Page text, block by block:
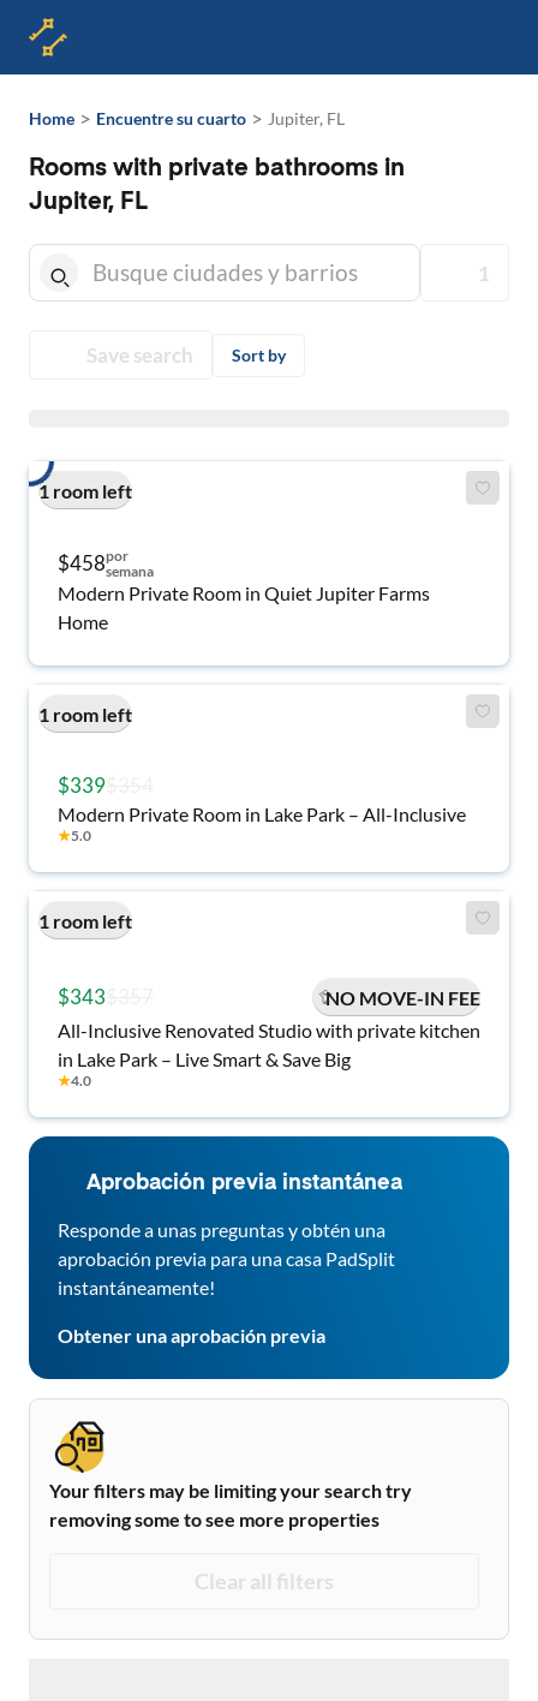
Home > Encuentre su cuarto > Jupiter, FL
Rooms with private bathrooms in
Jupiter, FL
1
Save search Sort by
1 room left
$458por
semana
Modern Private Room in Quiet Jupiter Farms
Home
1 room left
$339
Modern Private Room in Lake Park – All-Inclusive
★5.0
1 room left
$343
NO MOVE-IN FEE
All-Inclusive Renovated Studio with private kitchen
in Lake Park – Live Smart & Save Big
★4.0
Aprobación previa instantánea
Responde a unas preguntas y obtén una
aprobación previa para una casa PadSplit
instantáneamente!
Obtener una aprobación previa
Your filters may be limiting your search try
removing some to see more properties
Clear all filters